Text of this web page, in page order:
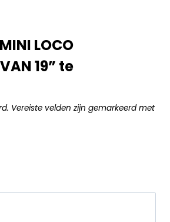
LOCO
19” te
Vereiste velden zijn gemarkeerd met